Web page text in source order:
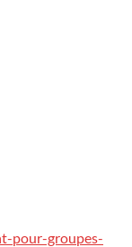
pour-groupes-